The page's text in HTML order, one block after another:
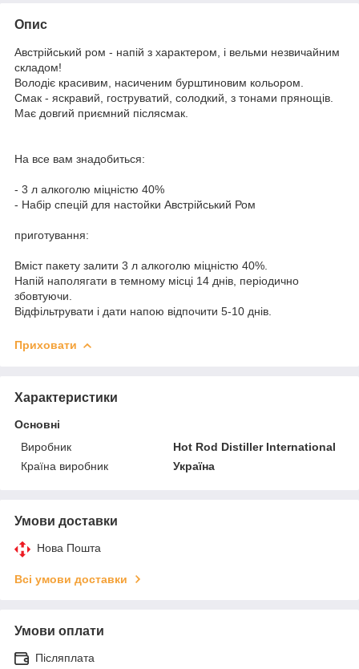
Опис
Австрійський ром - напій з характером, і вельми незвичайним
складом!
Володіє красивим, насиченим бурштиновим кольором.
Смак - яскравий, гоструватий, солодкий, з тонами прянощів.
Має довгий приємний післясмак.
На все вам знадобиться:
- 3 л алкоголю міцністю 40%
- Набір спецій для настойки Австрійський Ром
приготування:
Вміст пакету залити 3 л алкоголю міцністю 40%.
Напій наполягати в темному місці 14 днів, періодично
збовтуючи.
Відфільтрувати і дати напою відпочити 5-10 днів.
Приховати
Характеристики
Основні
Виробник
Hot Rod Distiller International
Країна виробник
Україна
Умови доставки
Нова Пошта
Всі умови доставки
Умови оплати
Післяплата